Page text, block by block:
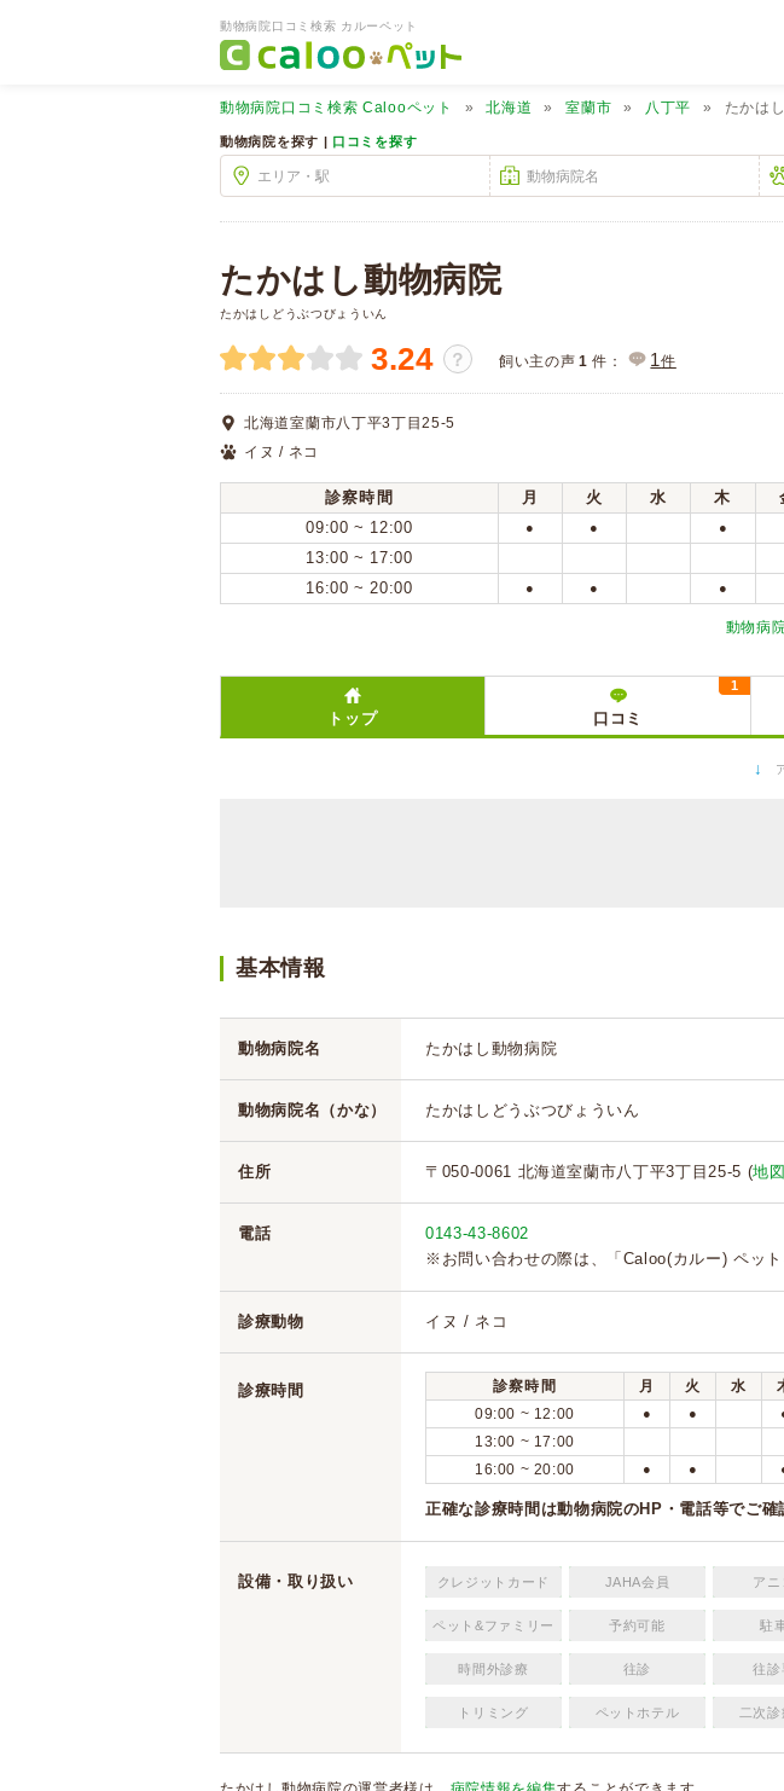
動物病院口コミ検索 カルーペット
動物病院口コミ検索 Calooペット 北海道 室蘭市 八丁平 たかは
動物病院を探す | 口コミを探す
たかはし動物病院
たかはしどうぶつびょういん
3.24 ？ 飼い主の声 1 件： 1件
北海道室蘭市八丁平3丁目25-5
イヌ / ネコ
診察時間 月 火 水 木
09:00 ~ 12:00
● ● ●
13:00 ~ 17:00
16:00 ~ 20:00 ● ● ●
動物病
トップ 口コミ
1
↓
基本情報
動物病院名 たかはし動物病院
動物病院名（かな） たかはしどうぶつびょういん
住所 〒050-0061 北海道室蘭市八丁平3丁目25-5 (地図
電話
0143-43-8602
※お問い合わせの際は、「Caloo(カルー) ペット
診療動物 イヌ / ネコ
診療時間 診察時間 月 火 水
09:00 ~ 12:00
● ●
13:00 ~ 17:00
16:00 ~ 20:00 ● ●
正確な診療時間は動物病院のHP・電話等でご確
設備・取り扱い クレジットカード JAHA会員 アニ
ペット&ファミリー 予約可能 駐
時間外診療 往診 往診
トリミング ペットホテル 二次診